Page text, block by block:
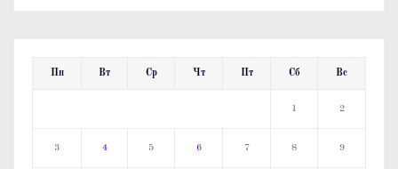
Пн Вт Ср Чт Пт Сб Вс
1 2
3 4 5 6 7 8 9